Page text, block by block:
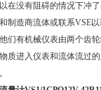
在没有阻碍的情况下冲
制造商流体或联系VSE
们有机械仪表由两个齿
质进入仪表和流体流过